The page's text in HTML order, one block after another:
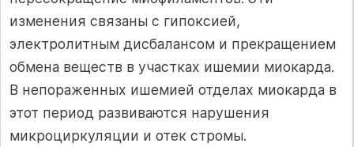
изменения связаны с гипокси­ей,
электролитным дисбалансом и прекращением
обмена веществ в участках ишемии миокарда.
В непораженных ишемией отделах миокарда в
этот период развиваются нарушения
микроциркуля­ции и отек стромы.